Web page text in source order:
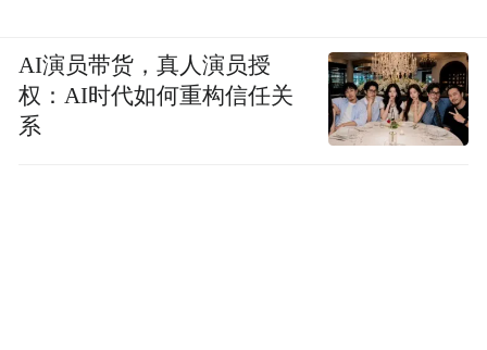
AI演员带货，真人演员授
权：AI时代如何重构信任关
系